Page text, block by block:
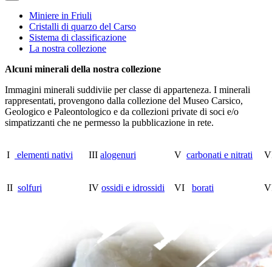
Miniere in Friuli
Cristalli di quarzo del Carso
Sistema di classificazione
La nostra collezione
Alcuni minerali della nostra collezione
Immagini minerali suddiviie per classe di apparteneza. I minerali
rappresentati, provengono dalla collezione del Museo Carsico,
Geologico e Paleontologico e da collezioni private di soci e/o
simpatizzanti che ne permesso la pubblicazione in rete.
I elementi nativi III alogenuri V carbonati e nitrati
II solfuri IV ossidi e idrossidi VI borati